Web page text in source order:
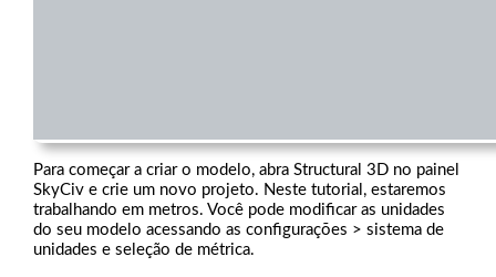
Para começar a criar o modelo, abra Structural 3D no painel
SkyCiv e crie um novo projeto. Neste tutorial, estaremos
trabalhando em metros. Você pode modificar as unidades
do seu modelo acessando as configurações > sistema de
unidades e seleção de métrica.